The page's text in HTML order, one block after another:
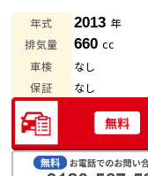
年式 2013 年
排気量
660cc
車検
なし
保証
なし